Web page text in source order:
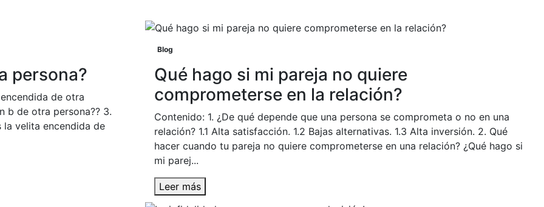
persona?
de otra
b de otra persona?? 3.
la velita encendida de
Blog
Qué hago si mi pareja no quiere
comprometerse en la relación?
Contenido: 1. ¿De qué depende que una persona se comprometa o no en una
relación? 1.1 Alta satisfacción. 1.2 Bajas alternativas. 1.3 Alta inversión. 2. Qué
hacer cuando tu pareja no quiere comprometerse en una relación? ¿Qué hago si
mi parej...
Leer más